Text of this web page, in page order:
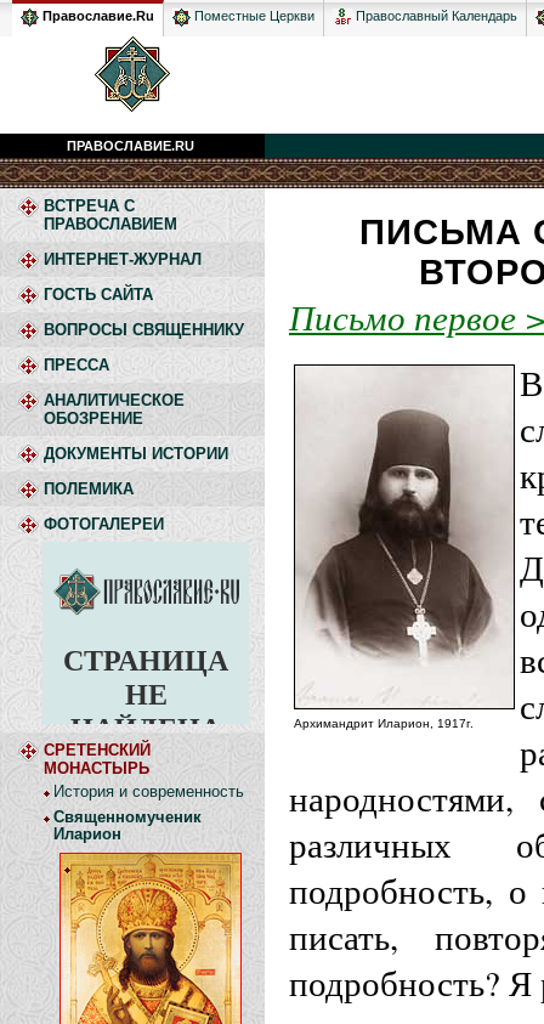
Православие.Ru Поместные Церкви Православный Календарь
ПРАВОСЛАВИЕ.RU
ВСТРЕЧА С
ПРАВОСЛАВИЕМ
ИНТЕРНЕТ-ЖУРНАЛ
ГОСТЬ САЙТА
ВОПРОСЫ СВЯЩЕННИКУ
ПРЕССА
АНАЛИТИЧЕСКОЕ
ОБОЗРЕНИЕ
ДОКУМЕНТЫ ИСТОРИИ
ПОЛЕМИКА
ФОТОГАЛЕРЕИ
СРЕТЕНСКИЙ
МОНАСТЫРЬ
История и современность
Священномученик
Иларион
ПИСЬМА
Письмо первое
Архимандрит Иларион, 1917г.
различных
подробность,
писать,
подробность?